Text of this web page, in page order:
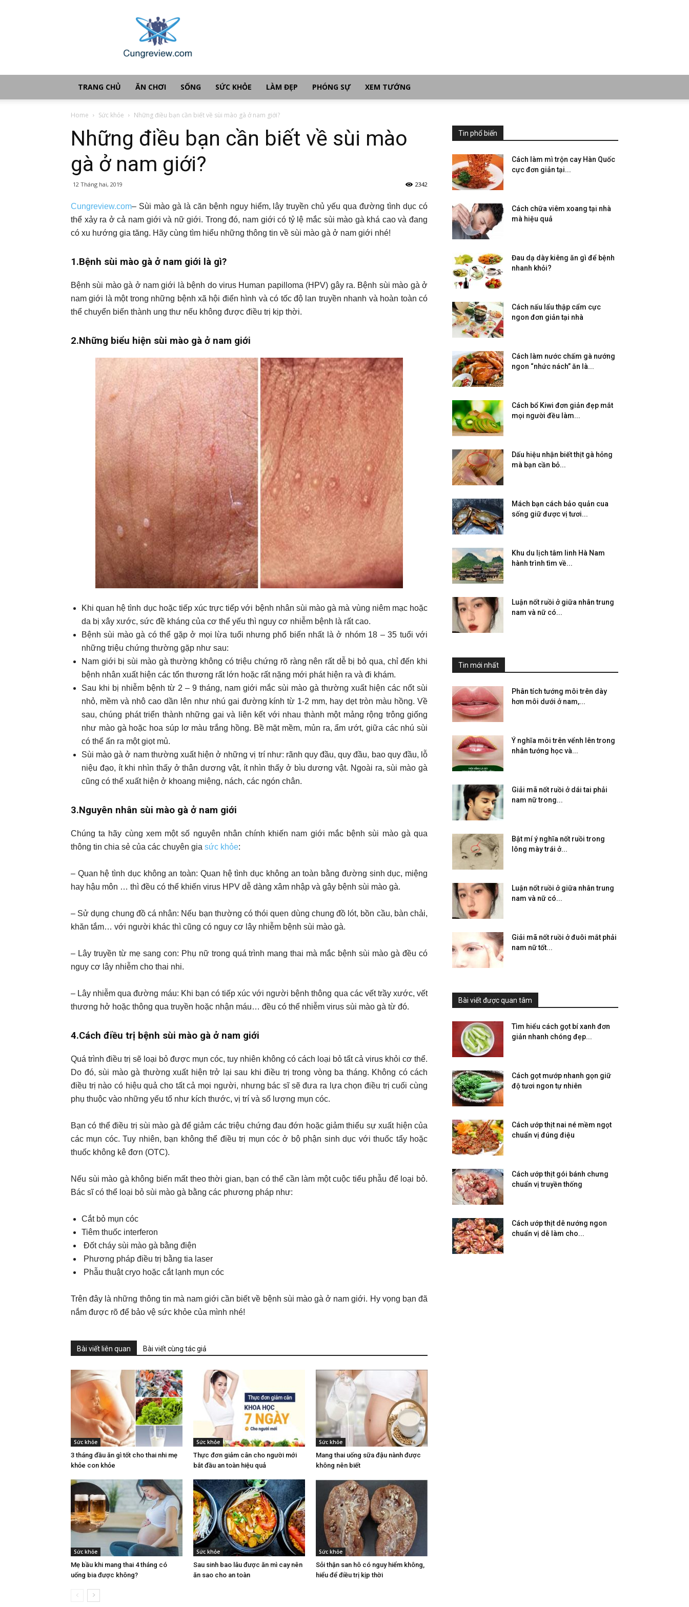
TRANG CHỦ ĂN CHƠI SỐNG SỨC KHỎE LÀM ĐẸP PHÓNG SỰ XEM TƯỚNG
Home Sức khỏe Những điều bạn cần biết về sùi mào gà ở nam giới?
Những điều bạn cần biết về sùi mào
gà ở nam giới?
12 Tháng hai, 2019 2342
Cungreview.com– Sùi mào gà là căn bệnh nguy hiểm, lây truyền chủ yếu qua đường tình dục có
thể xảy ra ở cả nam giới và nữ giới. Trong đó, nam giới có tỷ lệ mắc sùi mào gà khá cao và đang
có xu hướng gia tăng. Hãy cùng tìm hiểu những thông tin về sùi mào gà ở nam giới nhé!
1.Bệnh sùi mào gà ở nam giới là gì?
Bệnh sùi mào gà ở nam giới là bệnh do virus Human papilloma (HPV) gây ra. Bệnh sùi mào gà ở
nam giới là một trong những bệnh xã hội điển hình và có tốc độ lan truyền nhanh và hoàn toàn có
thể chuyển biến thành ung thư nếu không được điều trị kịp thời.
2.Những biểu hiện sùi mào gà ở nam giới
Khi quan hệ tình dục hoặc tiếp xúc trực tiếp với bệnh nhân sùi mào gà mà vùng niêm mạc hoặc
da bị xây xước, sức đề kháng của cơ thể yếu thì nguy cơ nhiễm bệnh là rất cao.
Bệnh sùi mào gà có thể gặp ở mọi lừa tuổi nhưng phổ biến nhất là ở nhóm 18 – 35 tuổi với
những triệu chứng thường gặp như sau:
Nam giới bị sùi mào gà thường không có triệu chứng rõ ràng nên rất dễ bị bỏ qua, chỉ đến khi
bệnh nhân xuất hiện các tổn thương rất lớn hoặc rất nặng mới phát hiện ra và đi khám.
Sau khi bị nhiễm bệnh từ 2 – 9 tháng, nam giới mắc sùi mào gà thường xuất hiện các nốt sùi
nhỏ, mềm và nhô cao dần lên như nhú gai đường kính từ 1-2 mm, hay dẹt tròn màu hồng. Về
sau, chúng phát triển thành những gai và liên kết với nhau thành một mảng rộng trông giống
như mào gà hoặc hoa súp lơ màu trắng hồng. Bề mặt mềm, mủn ra, ẩm ướt, giữa các nhú sùi
có thể ấn ra một giọt mủ.
Sùi mào gà ở nam thường xuất hiện ở những vị trí như: rãnh quy đầu, quy đầu, bao quy đầu, lỗ
niệu đạo, ít khi nhìn thấy ở thân dương vật, ít nhìn thấy ở bìu dương vật. Ngoài ra, sùi mào gà
cũng có thể xuất hiện ở khoang miệng, nách, các ngón chân.
3.Nguyên nhân sùi mào gà ở nam giới
Chúng ta hãy cùng xem một số nguyên nhân chính khiến nam giới mắc bệnh sùi mào gà qua
thông tin chia sẻ của các chuyên gia sức khỏe:
– Quan hệ tình dục không an toàn: Quan hệ tình dục không an toàn bằng đường sinh dục, miệng
hay hậu môn … thì đều có thể khiến virus HPV dễ dàng xâm nhập và gây bệnh sùi mào gà.
– Sử dụng chung đồ cá nhân: Nếu bạn thường có thói quen dùng chung đồ lót, bồn cầu, bàn chải,
khăn tắm… với người khác thì cũng có nguy cơ lây nhiễm bệnh sùi mào gà.
– Lây truyền từ mẹ sang con: Phụ nữ trong quá trình mang thai mà mắc bệnh sùi mào gà đều có
nguy cơ lây nhiễm cho thai nhi.
– Lây nhiễm qua đường máu: Khi bạn có tiếp xúc với người bệnh thông qua các vết trầy xước, vết
thương hở hoặc thông qua truyền hoặc nhận máu… đều có thể nhiễm virus sùi mào gà từ đó.
4.Cách điều trị bệnh sùi mào gà ở nam giới
Quá trình điều trị sẽ loại bỏ được mụn cóc, tuy nhiên không có cách loại bỏ tất cả virus khỏi cơ thể.
Do đó, sùi mào gà thường xuất hiện trở lại sau khi điều trị trong vòng ba tháng. Không có cách
điều trị nào có hiệu quả cho tất cả mọi người, nhưng bác sĩ sẽ đưa ra lựa chọn điều trị cuối cùng
phụ thuộc vào những yếu tố như kích thước, vị trí và số lượng mụn cóc.
Bạn có thể điều trị sùi mào gà để giảm các triệu chứng đau đớn hoặc giảm thiểu sự xuất hiện của
các mụn cóc. Tuy nhiên, bạn không thể điều trị mụn cóc ở bộ phận sinh dục với thuốc tẩy hoặc
thuốc không kê đơn (OTC).
Nếu sùi mào gà không biến mất theo thời gian, bạn có thể cần làm một cuộc tiểu phẫu để loại bỏ.
Bác sĩ có thể loại bỏ sùi mào gà bằng các phương pháp như:
Cắt bỏ mụn cóc
Tiêm thuốc interferon
Đốt cháy sùi mào gà bằng điện
Phương pháp điều trị bằng tia laser
Phẫu thuật cryo hoặc cắt lạnh mụn cóc
Trên đây là những thông tin mà nam giới cần biết về bệnh sùi mào gà ở nam giới. Hy vọng bạn đã
nắm được rõ để bảo vệ sức khỏe của mình nhé!
Bài viết liên quan Bài viết cùng tác giả
Sức khỏe
3 tháng đầu ăn gì tốt cho thai nhi mẹ
khỏe con khỏe
Sức khỏe
Thực đơn giảm cân cho người mới
bắt đầu an toàn hiệu quả
Sức khỏe
Mang thai uống sữa đậu nành được
không nên biết
Sức khỏe
Mẹ bầu khi mang thai 4 tháng có
uống bia được không?
Sức khỏe
Sau sinh bao lâu được ăn mì cay nên
ăn sao cho an toàn
Sức khỏe
Sỏi thận san hô có nguy hiểm không,
hiểu để điều trị kịp thời
Tin phổ biến
Cách làm mì trộn cay Hàn Quốc
cực đơn giản tại...
Cách chữa viêm xoang tại nhà
mà hiệu quả
Đau dạ dày kiêng ăn gì để bệnh
nhanh khỏi?
Cách nấu lẩu thập cẩm cực
ngon đơn giản tại nhà
Cách làm nước chấm gà nướng
ngon “nhức nách” ăn là...
Cách bổ Kiwi đơn giản đẹp mắt
mọi người đều làm...
Dấu hiệu nhận biết thịt gà hỏng
mà bạn cần bỏ...
Mách bạn cách bảo quản cua
sống giữ được vị tươi...
Khu du lịch tâm linh Hà Nam
hành trình tìm về...
Luận nốt ruồi ở giữa nhân trung
nam và nữ có...
Tin mới nhất
Phân tích tướng môi trên dày
hơn môi dưới ở nam,...
Ý nghĩa môi trên vểnh lên trong
nhân tướng học và...
Giải mã nốt ruồi ở dái tai phải
nam nữ trong...
Bật mí ý nghĩa nốt ruồi trong
lông mày trái ở...
Luận nốt ruồi ở giữa nhân trung
nam và nữ có...
Giải mã nốt ruồi ở đuôi mắt phải
nam nữ tốt...
Bài viết được quan tâm
Tìm hiểu cách gọt bí xanh đơn
giản nhanh chóng đẹp...
Cách gọt mướp nhanh gọn giữ
độ tươi ngon tự nhiên
Cách ướp thịt nai né mềm ngọt
chuẩn vị đúng điệu
Cách ướp thịt gói bánh chưng
chuẩn vị truyền thống
Cách ướp thịt dê nướng ngon
chuẩn vị dễ làm cho...